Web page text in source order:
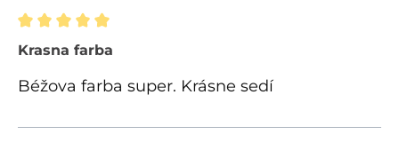
Recenzia s hodnotením 5 z 5 hviezdičiek
Krasna farba
Béžova farba super. Krásne sedí